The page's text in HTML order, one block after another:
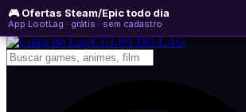
🎮 Ofertas Steam/Epic todo dia
App LootLag · grátis · sem cadastro
sexta-feira, 07 de agosto de 2026
Newsletter
CULPA DO LAG